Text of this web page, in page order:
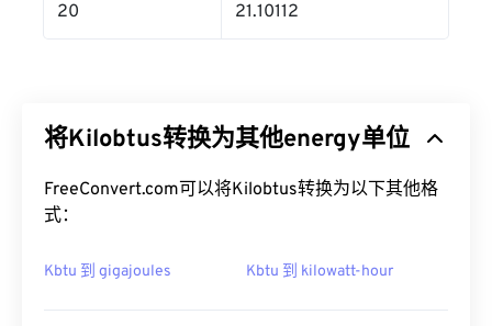
20 21.10112
将Kilobtus转换为其他energy单位
FreeConvert.com可以将Kilobtus转换为以下其他格
式：
Kbtu 到 gigajoules Kbtu 到 kilowatt-hour